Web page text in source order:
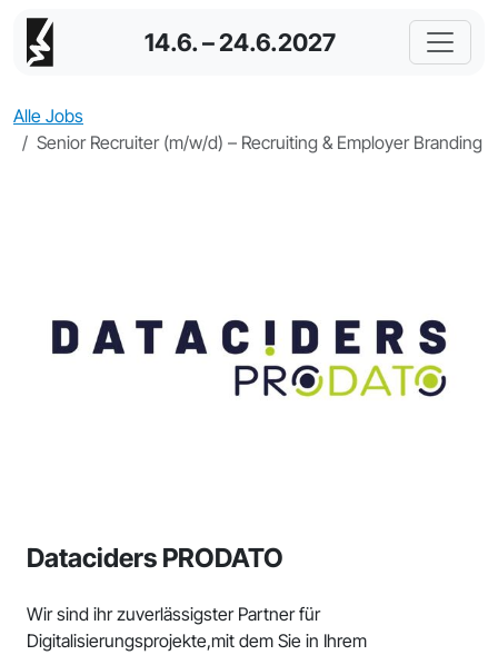
14.6. – 24.6.2027
Alle Jobs
Senior Recruiter (m/w/d) – Recruiting & Employer Branding
Dataciders PRODATO
Wir sind ihr zuverlässigster Partner für
Digitalisierungsprojekte,mit dem Sie in Ihrem